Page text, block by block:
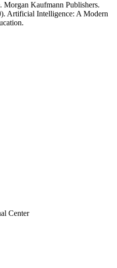
Morgan Kaufmann Publishers.
Artificial Intelligence: A Modern
Center